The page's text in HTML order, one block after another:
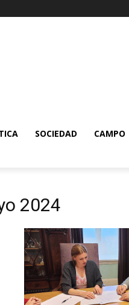
SOCIEDAD CAMPO
2024